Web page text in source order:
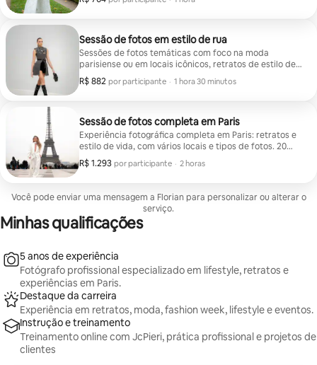
lembranças únicas e inesquecíveis. 10 a 12 fotos
Sessão de fotos em estilo de rua
Sessões de fotos temáticas com foco na moda
parisiense ou em locais icônicos, retratos de estilo de
vida divertidos, atenção aos detalhes, estilo único e
lembranças garantidas.
R$ 882 por participante
R$ 882 por participante
, · 1 hora 30 minutos
Sessão de fotos completa em Paris
Experiência fotográfica completa em Paris: retratos e
estilo de vida, com vários locais e tipos de fotos. 20
fotos digitais editadas para você ter lembranças
vívidas, criativas e alegres + uma foto impressa de sua
R$ 1.293 por participante
R$ 1.293 por participante
, · 2 horas
Você pode enviar uma mensagem a Florian para personalizar ou alterar o
serviço.
Minhas qualificações
5 anos de experiência
Fotógrafo profissional especializado em lifestyle, retratos e
experiências em Paris.
Destaque da carreira
Experiência em retratos, moda, fashion week, lifestyle e eventos.
Instrução e treinamento
Treinamento online com JcPieri, prática profissional e projetos de
clientes